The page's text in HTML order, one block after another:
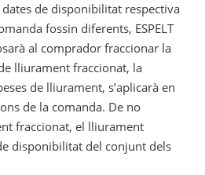
dates de disponibilitat respectiva
fossin diferents, ESPELT
al comprador fraccionar la
lliurament fraccionat, la
de lliurament, s’aplicarà en
de la comanda. De no
fraccionat, el lliurament
disponibilitat del conjunt dels